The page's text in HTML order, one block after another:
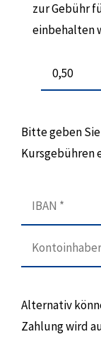
zur Gebühr
einbehalten
Bitte geben
Kursgebühren
Alternativ
Zahlung wird